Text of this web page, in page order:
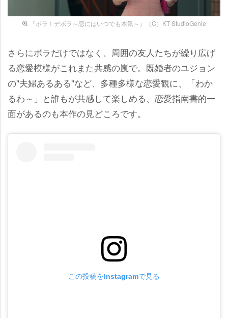
『ボラ！デボラ～恋にはいつでも本気～』（C）KT StudioGenie
さらにボラだけではなく、周囲の友人たちが繰り広げ
る恋愛模様がこれまた共感の嵐で。既婚者のユジョン
の"夫婦あるある"など、多種多様な恋愛観に、「わか
るわ～」と誰もが共感して楽しめる、恋愛指南書的一
面があるのも本作の見どころです。
この投稿をInstagramで見る